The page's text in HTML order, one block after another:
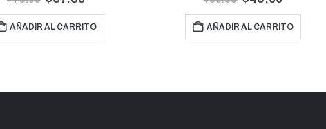
AÑADIR AL CARRITO AÑADIR AL CARRITO